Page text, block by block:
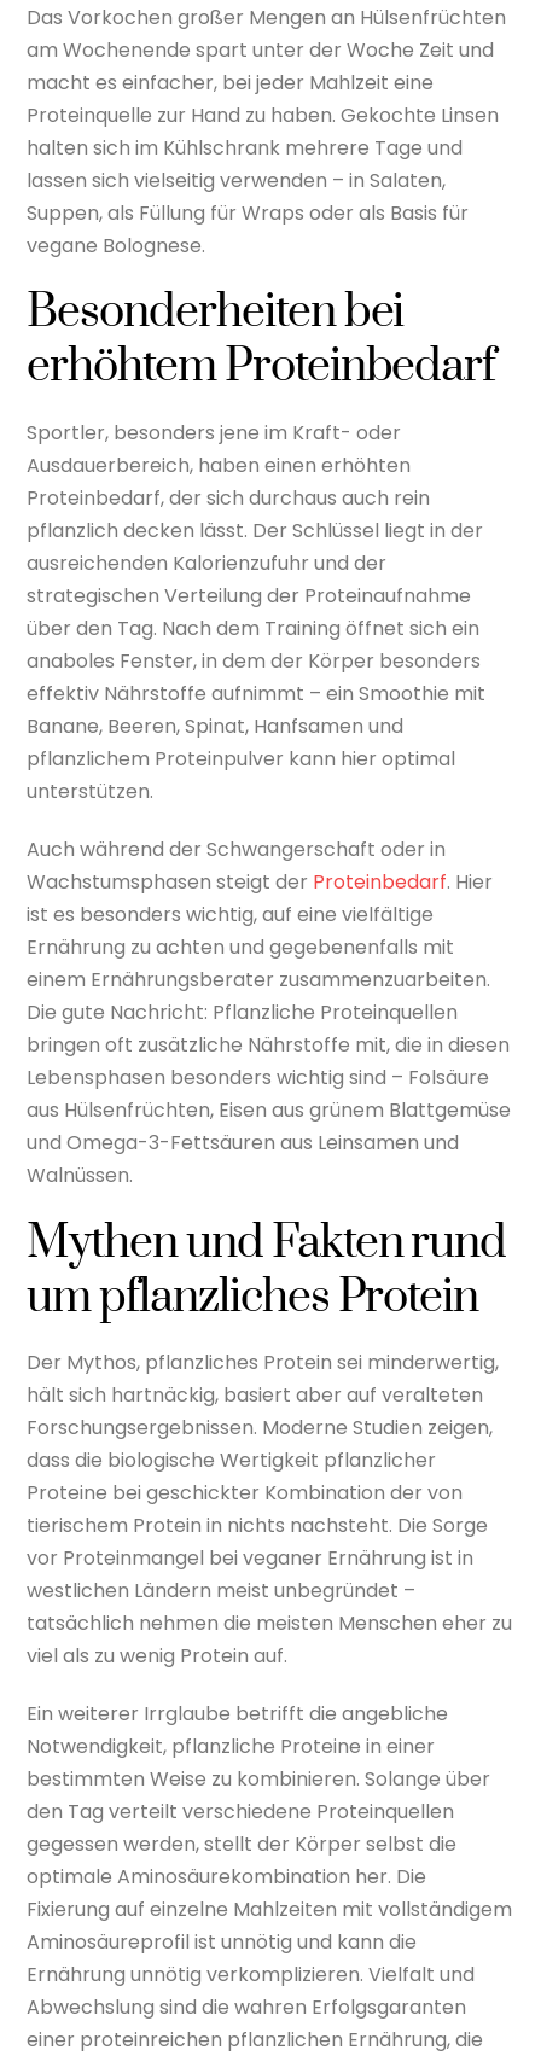
Das Vorkochen großer Mengen an Hülsenfrüchten
am Wochenende spart unter der Woche Zeit und
macht es einfacher, bei jeder Mahlzeit eine
Proteinquelle zur Hand zu haben. Gekochte Linsen
halten sich im Kühlschrank mehrere Tage und
lassen sich vielseitig verwenden – in Salaten,
Suppen, als Füllung für Wraps oder als Basis für
vegane Bolognese.
Besonderheiten bei
erhöhtem Proteinbedarf
Sportler, besonders jene im Kraft- oder
Ausdauerbereich, haben einen erhöhten
Proteinbedarf, der sich durchaus auch rein
pflanzlich decken lässt. Der Schlüssel liegt in der
ausreichenden Kalorienzufuhr und der
strategischen Verteilung der Proteinaufnahme
über den Tag. Nach dem Training öffnet sich ein
anaboles Fenster, in dem der Körper besonders
effektiv Nährstoffe aufnimmt – ein Smoothie mit
Banane, Beeren, Spinat, Hanfsamen und
pflanzlichem Proteinpulver kann hier optimal
unterstützen.
Auch während der Schwangerschaft oder in
Wachstumsphasen steigt der Proteinbedarf. Hier
ist es besonders wichtig, auf eine vielfältige
Ernährung zu achten und gegebenenfalls mit
einem Ernährungsberater zusammenzuarbeiten.
Die gute Nachricht: Pflanzliche Proteinquellen
bringen oft zusätzliche Nährstoffe mit, die in diesen
Lebensphasen besonders wichtig sind – Folsäure
aus Hülsenfrüchten, Eisen aus grünem Blattgemüse
und Omega-3-Fettsäuren aus Leinsamen und
Walnüssen.
Mythen und Fakten rund
um pflanzliches Protein
Der Mythos, pflanzliches Protein sei minderwertig,
hält sich hartnäckig, basiert aber auf veralteten
Forschungsergebnissen. Moderne Studien zeigen,
dass die biologische Wertigkeit pflanzlicher
Proteine bei geschickter Kombination der von
tierischem Protein in nichts nachsteht. Die Sorge
vor Proteinmangel bei veganer Ernährung ist in
westlichen Ländern meist unbegründet –
tatsächlich nehmen die meisten Menschen eher zu
viel als zu wenig Protein auf.
Ein weiterer Irrglaube betrifft die angebliche
Notwendigkeit, pflanzliche Proteine in einer
bestimmten Weise zu kombinieren. Solange über
den Tag verteilt verschiedene Proteinquellen
gegessen werden, stellt der Körper selbst die
optimale Aminosäurekombination her. Die
Fixierung auf einzelne Mahlzeiten mit vollständigem
Aminosäureprofil ist unnötig und kann die
Ernährung unnötig verkomplizieren. Vielfalt und
Abwechslung sind die wahren Erfolgsgaranten
einer proteinreichen pflanzlichen Ernährung, die